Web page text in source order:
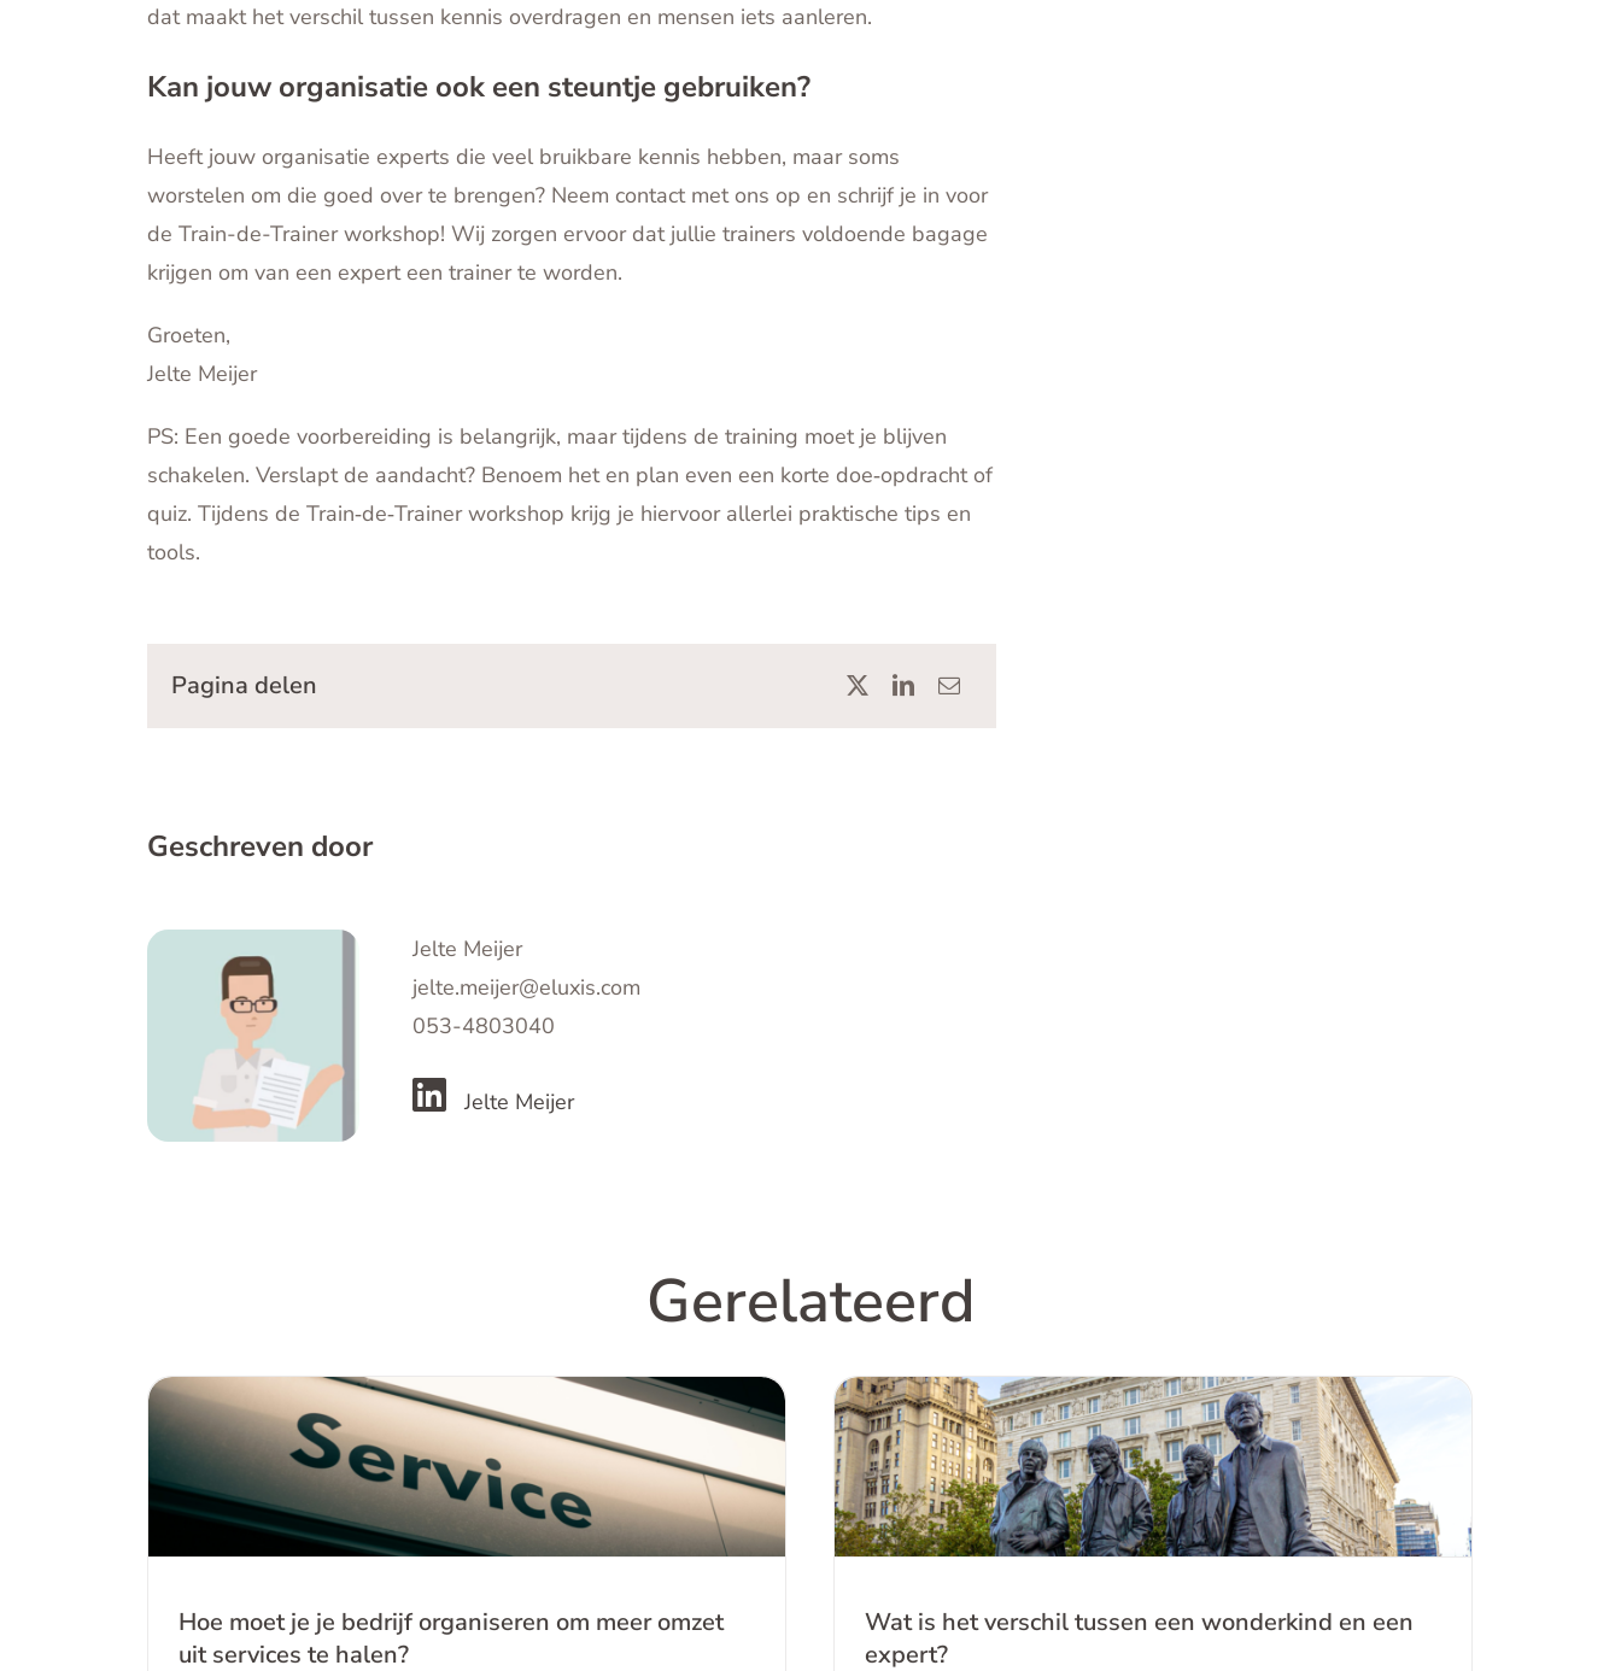
dat maakt het verschil tussen kennis overdragen en mensen iets aanleren.
Kan jouw organisatie ook een steuntje gebruiken?
Heeft jouw organisatie experts die veel bruikbare kennis hebben, maar soms
worstelen om die goed over te brengen? Neem contact met ons op en schrijf je in voor
de Train-de-Trainer workshop! Wij zorgen ervoor dat jullie trainers voldoende bagage
krijgen om van een expert een trainer te worden.
Groeten,
Jelte Meijer
PS: Een goede voorbereiding is belangrijk, maar tijdens de training moet je blijven
schakelen. Verslapt de aandacht? Benoem het en plan even een korte doe‑opdracht of
quiz. Tijdens de Train‑de‑Trainer workshop krijg je hiervoor allerlei praktische tips en
tools.
Pagina delen
Geschreven door
Jelte Meijer
jelte.meijer@eluxis.com
053-4803040
Jelte Meijer
Gerelateerd
Hoe moet je je bedrijf organiseren om meer omzet uit
services te halen?
Hoe moet je je bedrijf organiseren om meer omzet
uit services te halen?
Wat is het verschil tussen een wonderkind en een
expert?
Wat is het verschil tussen een wonderkind en een
expert?